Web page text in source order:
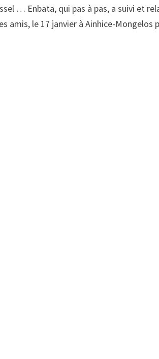
… Enbata, qui pas à pas, a suivi et
amis, le 17 janvier à Ainhice-Mongelos